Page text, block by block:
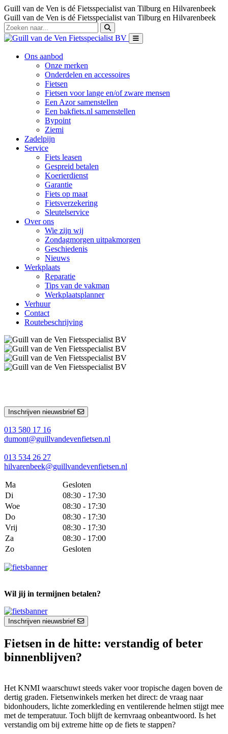
Guill van de Ven is dé Fietsspecialist van Tilburg en Hilvarenbeek
Guill van de Ven is dé Fietsspecialist van Tilburg en Hilvarenbeek
Ons aanbod
Onze merken
Onderdelen en accessoires
Fietsen
Fietsen voor lange en/of zware mensen
Een Azor samenstellen
Een bakfiets.nl samenstellen
Bypoint
Ziemi
Zadelpijn
Service
Fiets leasen
Gespreid betalen
Koerierdienst
Garantie
Fiets op maat
Fietsverzekering
Sleutelservice
Over ons
Wie zijn wij
Zondagmorgen uitpakmorgen
Geschiedenis
Nieuws
Werkplaats
Reparatie
Tips van de vakman
Werkplaatsplanner
Verhuur
Contact
Routebeschrijving
Inschrijven nieuwsbrief
013 580 17 16
dumont@guillvandevenfietsen.nl
013 534 26 27
hilvarenbeek@guillvandevenfietsen.nl
Ma
Gesloten
Di
08:30 - 17:30
Woe
08:30 - 17:30
Do
08:30 - 17:30
Vrij
08:30 - 17:30
Za
08:30 - 17:00
Zo
Gesloten
Wil jij in termijnen betalen?
Inschrijven nieuwsbrief
Fietsen in de hitte: verstandig of beter
binnenblijven?
Het KNMI waarschuwt steeds vaker voor tropische dagen boven de
dertig graden. Fietsenwinkels merken het direct: de vraag naar
bidonhouders, lichte zomerkleding en ventilerende helmen stijgt mee
met de temperatuur. Toch blijft de kernvraag onbeantwoord. Is het
verstandig om bij extreme hitte op de fiets te stappen?